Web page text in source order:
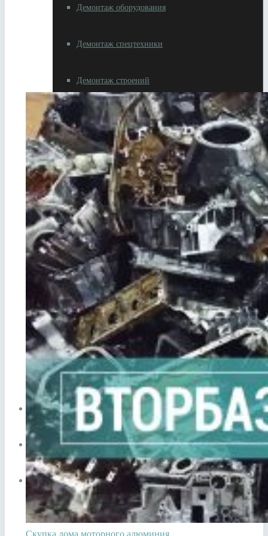
Демонтаж оборудования
Демонтаж спецтехники
Демонтаж строений
Разное
Резка металлолома
Вывоз металлолома
Самовывоз металлолома
Сдать автотехнику на металлолом
Прием лома в Видном
Сдать аккумулятор ноутбука
Сдать аккумулятор телефона
ЦЕНЫ
СПРАВОЧНИК
ПУНКТЫ ПРИЕМА
Скупка лома моторного алюминия